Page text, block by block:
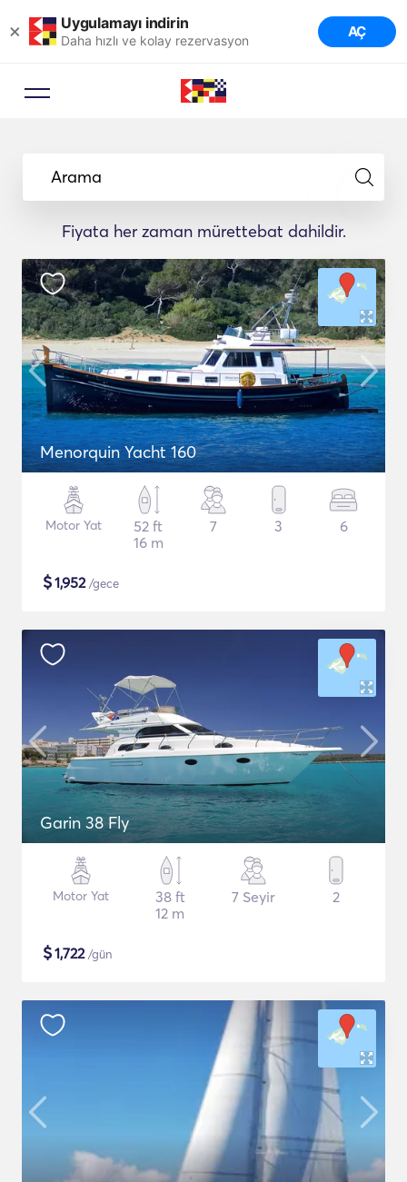
× Uygulamayı indirin
Daha hızlı ve kolay rezervasyon AÇ
Arama
Fiyata her zaman mürettebat dahildir.
Menorquin Yacht 160
Motor Yat
52 ft
16 m
7 3 6
$1,952/gece
Garin 38 Fly
Motor Yat
38 ft
12 m
7 Seyir 2
$1,722/gün